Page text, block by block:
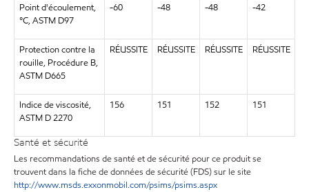
Point d'écoulement,
°C, ASTM D97
-60 -48 -48 -42
Protection contre la
rouille, Procédure B,
ASTM D665
RÉUSSITE RÉUSSITE RÉUSSITE RÉUSSITE
Indice de viscosité,
ASTM D 2270
156 151 152 151
Santé et sécurité
Les recommandations de santé et de sécurité pour ce produit se
trouvent dans la fiche de données de sécurité (FDS) sur le site
http://www.msds.exxonmobil.com/psims/psims.aspx